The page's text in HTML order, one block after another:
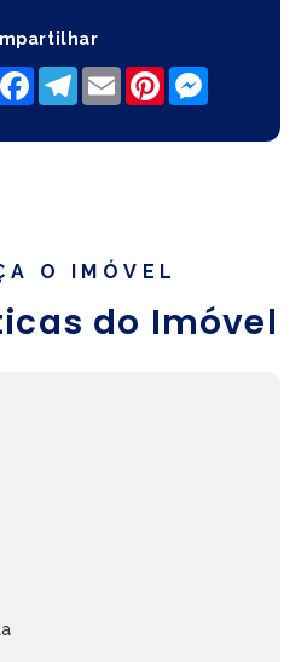
FacebookTelegram
Email Pinterest
O IMÓVEL
do Imóvel